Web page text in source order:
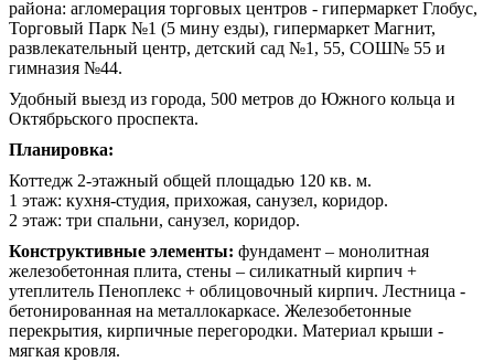
района: агломерация торговых центров - гипермаркет Глобус,
Торговый Парк №1 (5 мину езды), гипермаркет Магнит,
развлекательный центр, детский сад №1, 55, СОШ№ 55 и
гимназия №44.
Удобный выезд из города, 500 метров до Южного кольца и
Октябрьского проспекта.
Планировка:
Коттедж 2-этажный общей площадью 120 кв. м.
1 этаж: кухня-студия, прихожая, санузел, коридор.
2 этаж: три спальни, санузел, коридор.
Конструктивные элементы: фундамент – монолитная
железобетонная плита, стены – силикатный кирпич +
утеплитель Пеноплекс + облицовочный кирпич. Лестница -
бетонированная на металлокаркасе. Железобетонные
перекрытия, кирпичные перегородки. Материал крыши -
мягкая кровля.